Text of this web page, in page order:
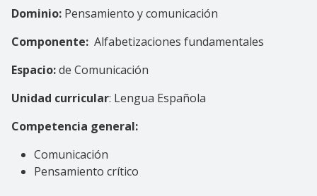
Dominio: Pensamiento y comunicación
Componente: Alfabetizaciones fundamentales
Espacio:de Comunicación
Unidad curricular: Lengua Española
Competencia general:
Comunicación
Pensamiento crítico